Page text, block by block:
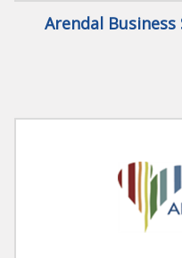
Arendal Business